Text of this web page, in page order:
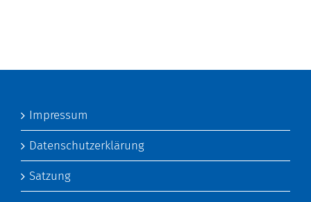
Impressum
Datenschutzerklärung
Satzung